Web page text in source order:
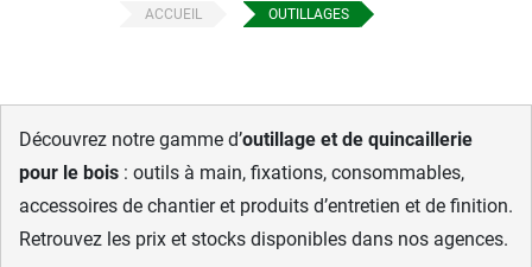
ACCUEIL OUTILLAGES
Découvrez notre gamme d’outillage et de quincaillerie
pour le bois : outils à main, fixations, consommables,
accessoires de chantier et produits d’entretien et de finition.
Retrouvez les prix et stocks disponibles dans nos agences.